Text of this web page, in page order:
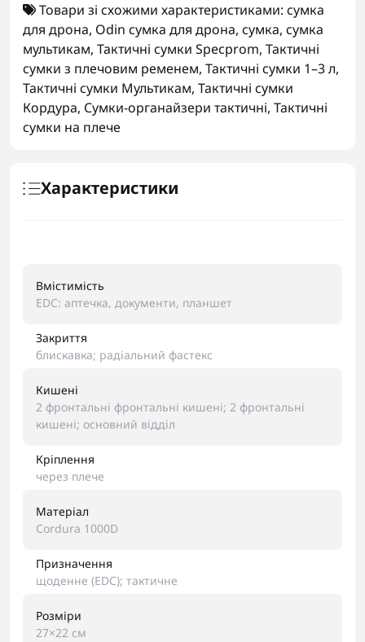
Товари зі схожими характеристиками: сумка
для дрона, Odin сумка для дрона, сумка, сумка
мультикам, Тактичні сумки Specprom, Тактичні
сумки з плечовим ременем, Тактичні сумки 1–3 л,
Тактичні сумки Мультикам, Тактичні сумки
Кордура, Сумки-органайзери тактичні, Тактичні
сумки на плече
Характеристики
Вмістимість
EDC: аптечка, документи, планшет
Закриття
блискавка; радіальний фастекс
Кишені
2 фронтальні фронтальні кишені; 2 фронтальні
кишені; основний відділ
Кріплення
через плече
Матеріал
Cordura 1000D
Призначення
щоденне (EDC); тактичне
Розміри
27×22 см